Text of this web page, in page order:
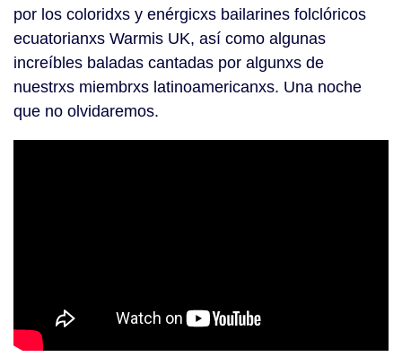
por los coloridxs y enérgicxs bailarines folclóricos
ecuatorianxs Warmis UK, así como algunas
increíbles baladas cantadas por algunxs de
nuestrxs miembrxs latinoamericanxs. Una noche
que no olvidaremos.